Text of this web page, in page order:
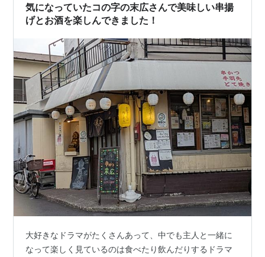
気になっていたコの字の末広さんで美味しい串揚
げとお酒を楽しんできました！
大好きなドラマがたくさんあって、中でも主人と一緒に
なって楽しく見ているのは食べたり飲んだりするドラマ